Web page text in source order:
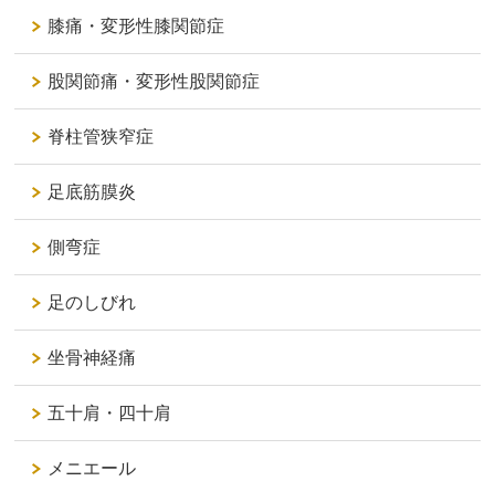
膝痛・変形性膝関節症
股関節痛・変形性股関節症
脊柱管狭窄症
足底筋膜炎
側弯症
足のしびれ
坐骨神経痛
五十肩・四十肩
メニエール